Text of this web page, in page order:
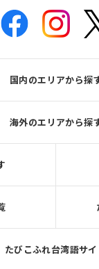
国内のエリアから探
海外のエリアから探
たびこふれ台湾語サイ